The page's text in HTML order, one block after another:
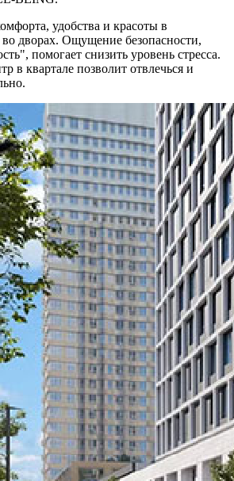
удобства и красоты в
дворах. Ощущение безопасности,
помогает снизить уровень стресса.
в квартале позволит отвлечься и